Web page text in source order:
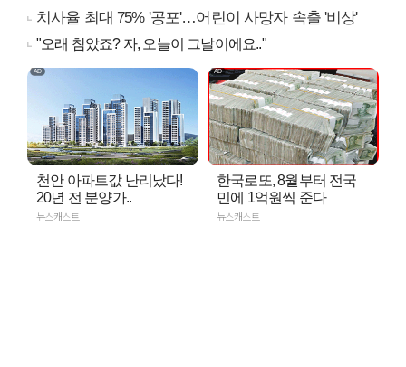
치사율 최대 75% '공포'…어린이 사망자 속출 '비상'
"오래 참았죠? 자, 오늘이 그날이에요.."
천안 아파트값 난리났다!
20년 전 분양가..
뉴스캐스트
한국로또, 8월부터 전국
민에 1억원씩 준다
뉴스캐스트